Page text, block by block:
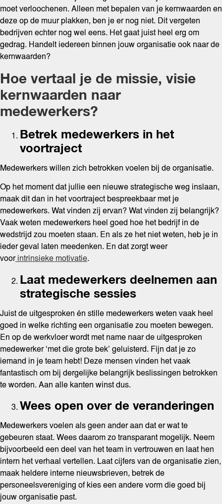
moet verloochenen. Alleen met bepalen van je kernwaarden en
deze op de muur plakken, ben je er nog niet. Dit vergeten
bedrijven echter nog wel eens. Het gaat juist heel erg om
gedrag. Handelt iedereen binnen jouw organisatie ook naar de
kernwaarden?
Hoe vertaal je de missie, visie
kernwaarden naar
medewerkers?
Betrek medewerkers in het
voortraject
Medewerkers willen zich betrokken voelen bij de organisatie.
Op het moment dat jullie een nieuwe strategische weg inslaan,
maak dit dan in het voortraject bespreekbaar met je
medewerkers. Wat vinden zij ervan? Wat vinden zij belangrijk?
Vaak weten medewerkers heel goed hoe het bedrijf in de
wedstrijd zou moeten staan. En als ze het niet weten, heb je in
ieder geval laten meedenken. En dat zorgt weer
voorintrinsieke motivatie.
Laat medewerkers deelnemen aan
strategische sessies
Juist de uitgesproken én stille medewerkers weten vaak heel
goed in welke richting een organisatie zou moeten bewegen.
En op de werkvloer wordt met name naar de uitgesproken
medewerker ‘met die grote bek’ geluisterd. Fijn dat je zo
iemand in je team hebt! Deze mensen vinden het vaak
fantastisch om bij dergelijke belangrijk beslissingen betrokken
te worden. Aan alle kanten winst dus.
Wees open over de veranderingen
Medewerkers voelen als geen ander aan dat er wat te
gebeuren staat. Wees daarom zo transparant mogelijk. Neem
bijvoorbeeld een deel van het team in vertrouwen en laat hen
intern het verhaal vertellen. Laat cijfers van de organisatie zien,
maak heldere interne nieuwsbrieven, betrek de
personeelsvereniging of kies een andere vorm die goed bij
jouw organisatie past.